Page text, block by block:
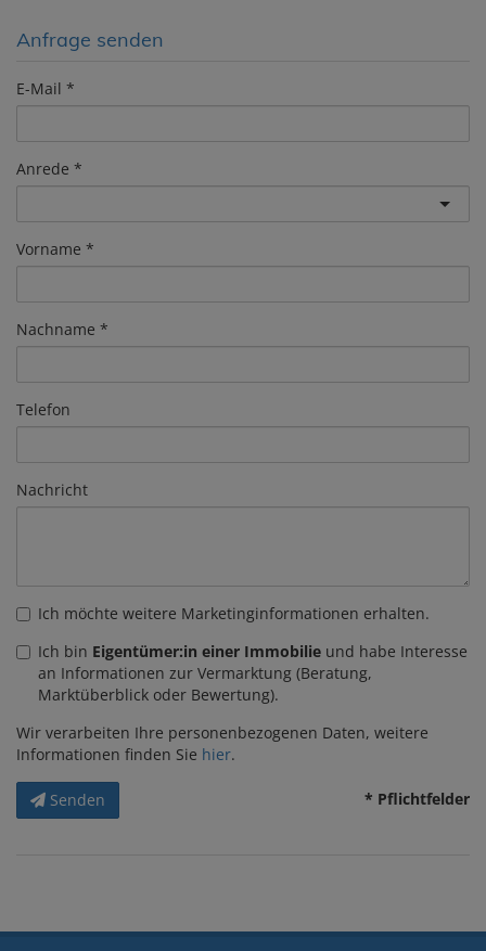
Anfrage senden
E-Mail
Anrede
Vorname
Nachname
Telefon
Nachricht
Ich möchte weitere Marketinginformationen erhalten.
Ich bin Eigentümer:in einer Immobilie und habe Interesse
an Informationen zur Vermarktung (Beratung,
Marktüberblick oder Bewertung).
Wir verarbeiten Ihre personenbezogenen Daten, weitere
Informationen finden Sie hier.
Senden * Pflichtfelder